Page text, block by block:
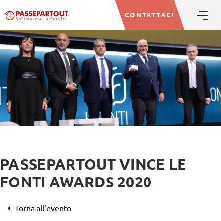
CONTATTACI
PASSEPARTOUT VINCE LE
FONTI AWARDS 2020
Torna all'evento